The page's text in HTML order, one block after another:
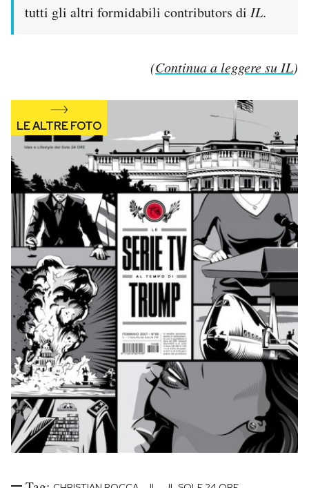
tutti gli altri formidabili contributors di IL.
(Continua a leggere su IL)